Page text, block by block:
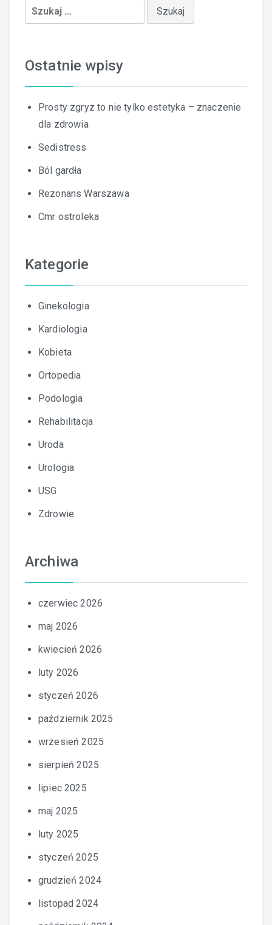
Szukaj:
Ostatnie wpisy
Prosty zgryz to nie tylko estetyka – znaczenie
dla zdrowia
Sedistress
Ból gardła
Rezonans Warszawa
Cmr ostroleka
Kategorie
Ginekologia
Kardiologia
Kobieta
Ortopedia
Podologia
Rehabilitacja
Uroda
Urologia
USG
Zdrowie
Archiwa
czerwiec 2026
maj 2026
kwiecień 2026
luty 2026
styczeń 2026
październik 2025
wrzesień 2025
sierpień 2025
lipiec 2025
maj 2025
luty 2025
styczeń 2025
grudzień 2024
listopad 2024